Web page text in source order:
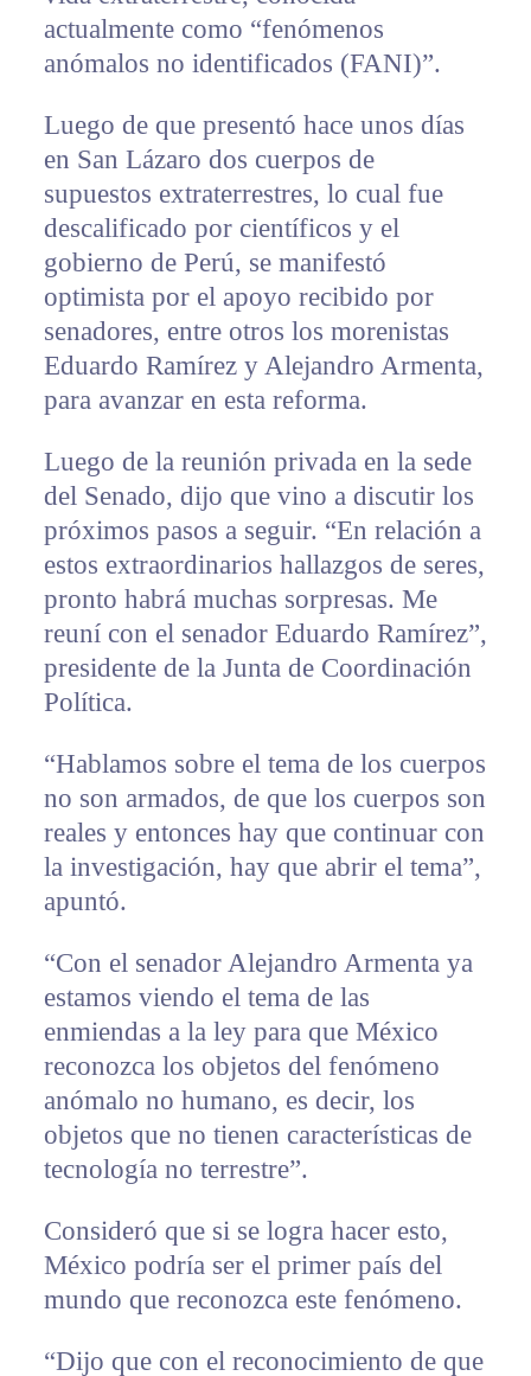
actualmente como “fenómenos
anómalos no identificados (FANI)”.
Luego de que presentó hace unos días
en San Lázaro dos cuerpos de
supuestos extraterrestres, lo cual fue
descalificado por científicos y el
gobierno de Perú, se manifestó
optimista por el apoyo recibido por
senadores, entre otros los morenistas
Eduardo Ramírez y Alejandro Armenta,
para avanzar en esta reforma.
Luego de la reunión privada en la sede
del Senado, dijo que vino a discutir los
próximos pasos a seguir. “En relación a
estos extraordinarios hallazgos de seres,
pronto habrá muchas sorpresas. Me
reuní con el senador Eduardo Ramírez”,
presidente de la Junta de Coordinación
Política.
“Hablamos sobre el tema de los cuerpos
no son armados, de que los cuerpos son
reales y entonces hay que continuar con
la investigación, hay que abrir el tema”,
apuntó.
“Con el senador Alejandro Armenta ya
estamos viendo el tema de las
enmiendas a la ley para que México
reconozca los objetos del fenómeno
anómalo no humano, es decir, los
objetos que no tienen características de
tecnología no terrestre”.
Consideró que si se logra hacer esto,
México podría ser el primer país del
mundo que reconozca este fenómeno.
“Dijo que con el reconocimiento de que